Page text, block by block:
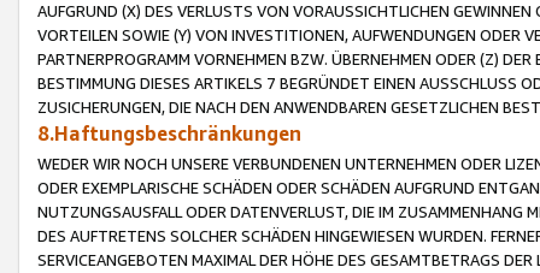
AUFGRUND (X) DES VERLUSTS VON VORAUSSICHTLICHEN
VORTEILEN SOWIE (Y) VON INVESTITIONEN, AUFWENDUNGEN ODER
PARTNERPROGRAMM VORNEHMEN BZW. ÜBERNEHMEN ODER (Z)
BESTIMMUNG DIESES ARTIKELS 7 BEGRÜNDET EINEN AUSSCHLUSS
ZUSICHERUNGEN, DIE NACH DEN ANWENDBAREN GESETZLICHEN
8.Haftungsbeschränkungen
WEDER WIR NOCH UNSERE VERBUNDENEN UNTERNEHMEN ODER
ODER EXEMPLARISCHE SCHÄDEN ODER SCHÄDEN AUFGRUND
NUTZUNGSAUSFALL ODER DATENVERLUST, DIE IM ZUSAMMENHANG
DES AUFTRETENS SOLCHER SCHÄDEN HINGEWIESEN WURDEN.
SERVICEANGEBOTEN MAXIMAL DER HÖHE DES GESAMTBETRAGS